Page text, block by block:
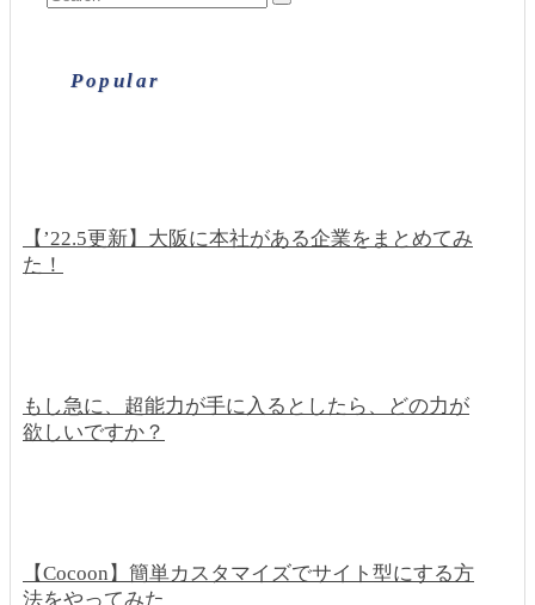
Popular
【’22.5更新】大阪に本社がある企業をまとめてみ
た！
もし急に、超能力が手に入るとしたら、どの力が
欲しいですか？
【Cocoon】簡単カスタマイズでサイト型にする方
法をやってみた